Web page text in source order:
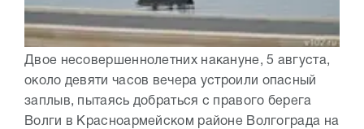
Двое несовершеннолетних накануне, 5 августа,
около девяти часов вечера устроили опасный
заплыв, пытаясь добраться с правого берега
Волги в Красноармейском районе Волгограда на